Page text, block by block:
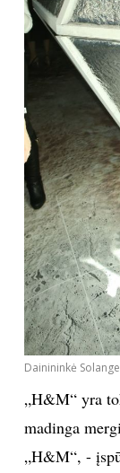
Dainininkė
„H&M“ yra
madinga
„H&M“, -